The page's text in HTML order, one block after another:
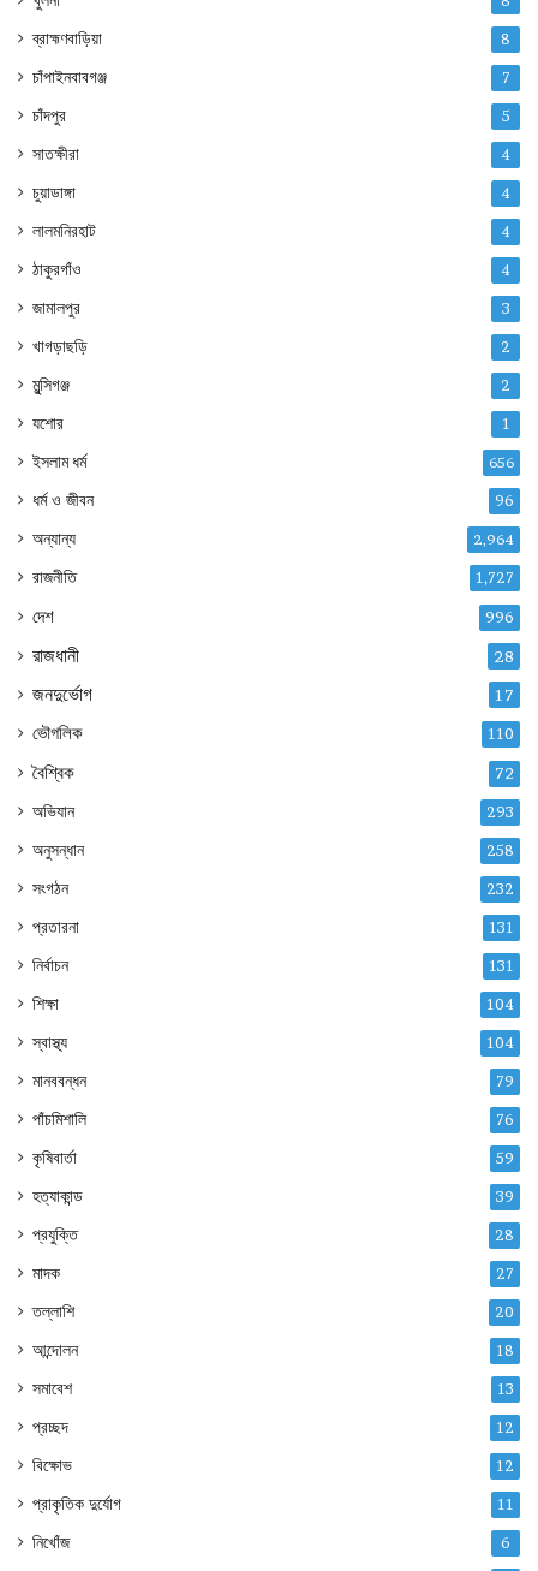
ব্রাহ্মণবাড়িয়া 8
চাঁপাইনবাবগঞ্জ 7
চাঁদপুর 5
সাতক্ষীরা 4
চুয়াডাঙ্গা 4
লালমনিরহাট 4
ঠাকুরগাঁও 4
জামালপুর 3
খাগড়াছড়ি 2
মুন্সিগঞ্জ 2
যশোর 1
ইসলাম ধর্ম 656
ধর্ম ও জীবন 96
অন্যান্য 2,964
রাজনীতি 1,727
দেশ 996
রাজধানী 28
জনদুর্ভোগ 17
ভৌগলিক 110
বৈশ্বিক 72
অভিযান 293
অনুসন্ধান 258
সংগঠন 232
প্রতারনা 131
নির্বাচন 131
শিক্ষা 104
স্বাস্থ্য 104
মানববন্ধন 79
পাঁচমিশালি 76
কৃষিবার্তা 59
হত্যাকান্ড 39
প্রযুক্তি 28
মাদক 27
তল্লাশি 20
আন্দোলন 18
সমাবেশ 13
প্রচ্ছদ 12
বিক্ষোভ 12
প্রাকৃতিক দুর্যোগ 11
নিখোঁজ 6